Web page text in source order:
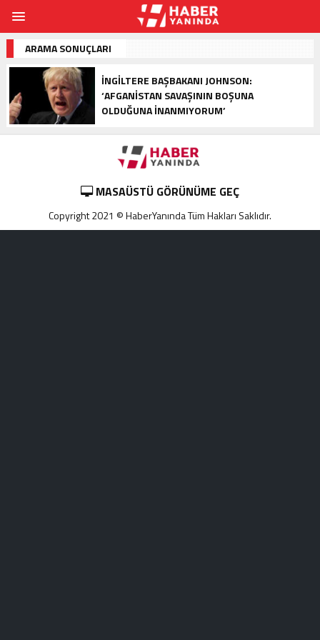
ARAMA SONUÇLARI
İNGILTERE BAŞBAKANI JOHNSON:
‘AFGANISTAN SAVAŞININ BOŞUNA
OLDUĞUNA INANMIYORUM’
MASAÜSTÜ GÖRÜNÜME GEÇ
Copyright 2021 © HaberYanında Tüm Hakları Saklıdır.